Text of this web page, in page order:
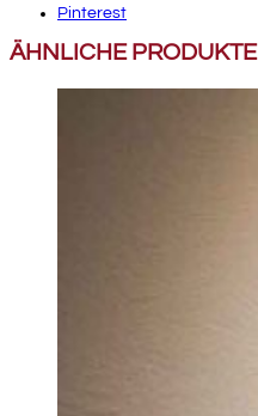
Pinterest
ÄHNLICHE PRODUKTE